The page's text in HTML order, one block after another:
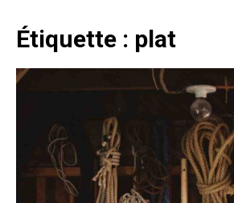
Étiquette : plat